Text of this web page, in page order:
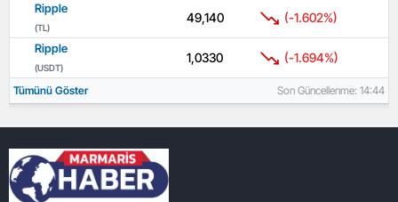
Ripple
(TL)
49,140 (-1.602%)
Ripple
(USDT)
1,0330 (-1.694%)
Tümünü Göster Son Güncellenme: 14:44